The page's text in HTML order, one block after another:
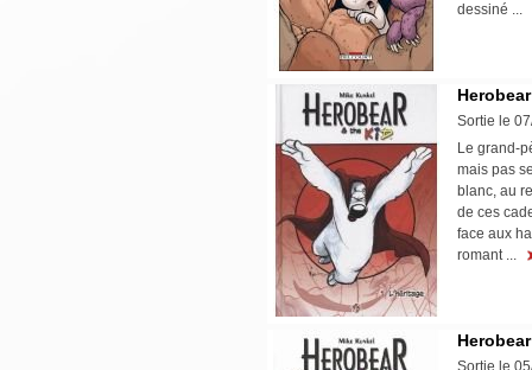
dessiné ...
Sortie le
Le grand-
mais pas
blanc, au
de ces
face aux
romant ...
Sortie le